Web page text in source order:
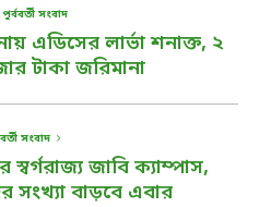
পূর্ববর্তী সংবাদ
এডিসের লার্ভা শনাক্ত, ২
টাকা জরিমানা
সংবাদ
জাবি ক্যাম্পাস,
সংখ্যা বাড়বে এবার